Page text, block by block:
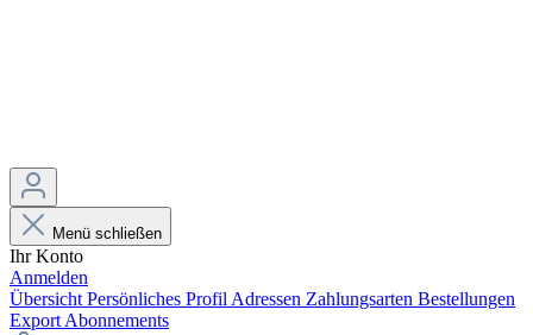
Menü schließen
Ihr Konto
Anmelden
Übersicht Persönliches Profil Adressen Zahlungsarten Bestellungen
Export Abonnements